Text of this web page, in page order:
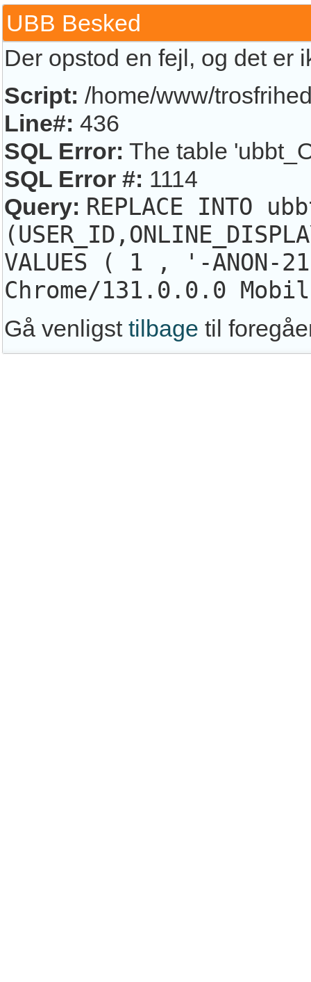
UBB Besked
Der opstod en fejl, og det
Script: /home/www/
Line#: 436
SQL Error: The table
SQL Error #: 1114
Query: REPLACE INTO
VALUES ( 1 , '-
Chrome/131.0.0.0
Gå venligst tilbage til